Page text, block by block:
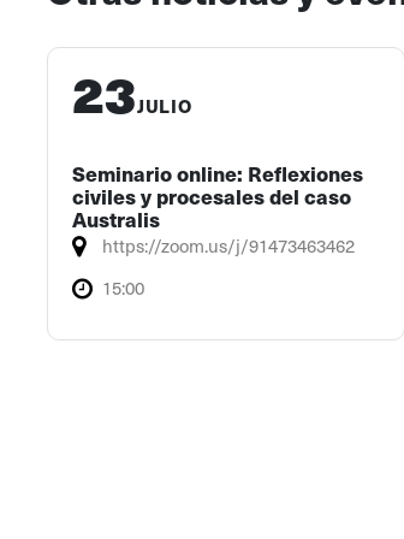
23JULIO
Seminario online: Reflexiones
civiles y procesales del caso
Australis
https://zoom.us/j/91473463462
15:00